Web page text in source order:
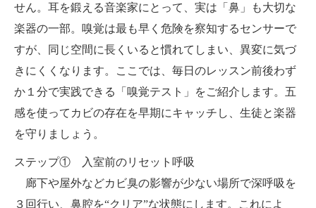
せん。耳を鍛える音楽家にとって、実は「鼻」も大切な
楽器の一部。嗅覚は最も早く危険を察知するセンサーで
すが、同じ空間に長くいると慣れてしまい、異変に気づ
きにくくなります。ここでは、毎日のレッスン前後わず
か１分で実践できる「嗅覚テスト」をご紹介します。五
感を使ってカビの存在を早期にキャッチし、生徒と楽器
を守りましょう。
ステップ① 入室前のリセット呼吸
廊下や屋外などカビ臭の影響が少ない場所で深呼吸を
３回行い、鼻腔を“クリア”な状態にします。これによ